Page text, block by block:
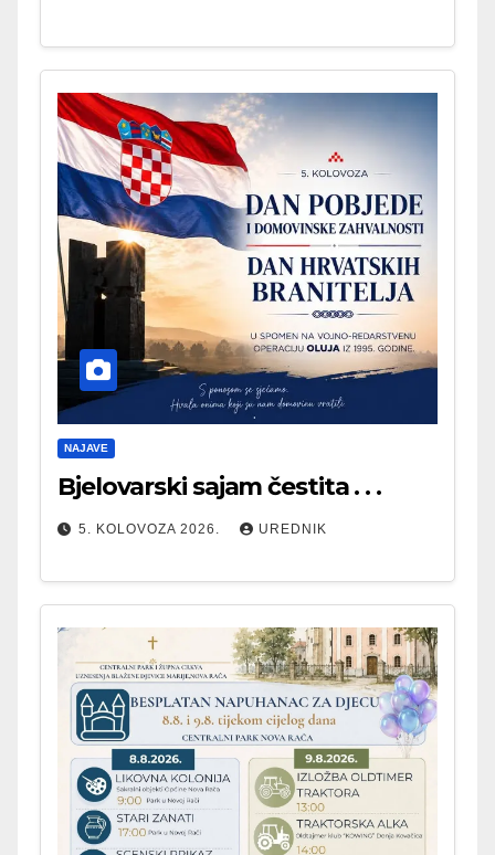
NAJAVE
Bjelovarski sajam čestita . . .
5. KOLOVOZA 2026. UREDNIK